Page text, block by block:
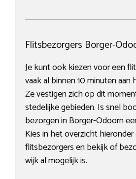
Flitsbezorgers Borger-
Je kunt ook kiezen voor een
vaak al binnen 10 minuten aan
Ze vestigen zich op dit
stedelijke gebieden. Is snel
bezorgen in Borger-Odoorn
Kies in het overzicht hieronder
flitsbezorgers en bekijk of
wijk al mogelijk is.